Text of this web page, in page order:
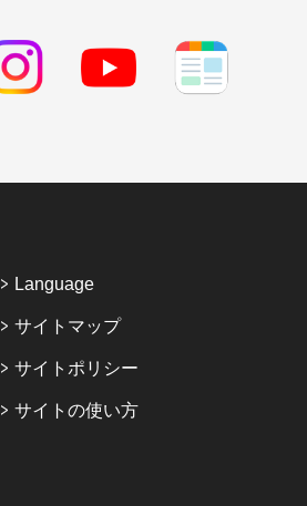
Language
サイトマップ
サイトポリシー
サイトの使い方